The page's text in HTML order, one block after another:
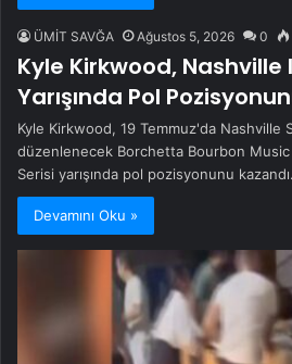
ÜMİT SAVĞA Ağustos 5, 2026 0
Kyle Kirkwood, Nashville
Yarışında Pol
Kyle Kirkwood, 19 Temmuz'da Nashville
düzenlenecek Borchetta Bourbon
Serisi yarışında pol pozisyonunu
Devamını Oku »